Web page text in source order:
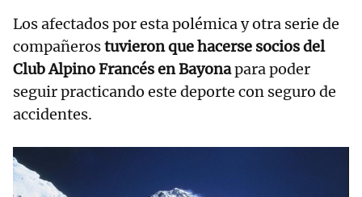
Los afectados por esta polémica y otra serie de
compañerostuvieron que hacerse socios del
Club Alpino Francés en Bayonapara poder
seguir practicando este deporte con seguro de
accidentes.